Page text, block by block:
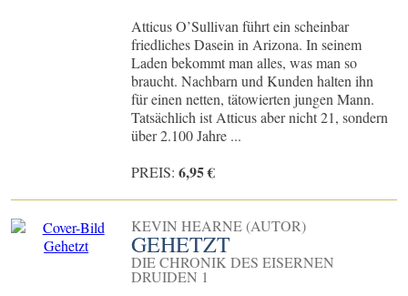
Atticus O’Sullivan führt ein scheinbar
friedliches Dasein in Arizona. In seinem
Laden bekommt man alles, was man so
braucht. Nachbarn und Kunden halten ihn
für einen netten, tätowierten jungen Mann.
Tatsächlich ist Atticus aber nicht 21, sondern
über 2.100 Jahre ...
PREIS: 6,95 €
KEVIN HEARNE (AUTOR)
GEHETZT
DIE CHRONIK DES EISERNEN
DRUIDEN 1